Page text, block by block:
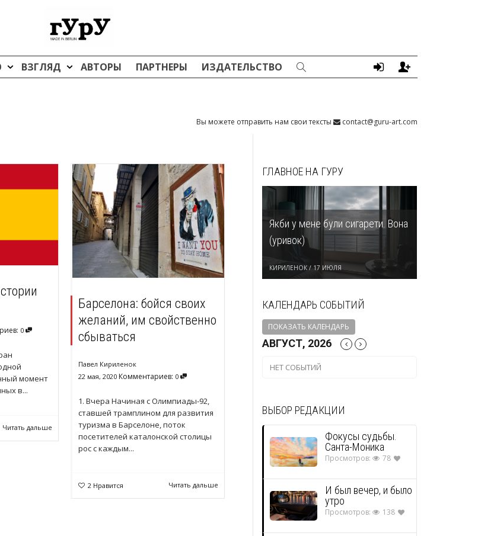
ВЗГЛЯД АВТОРЫ ПАРТНЕРЫ ИЗДАТЕЛЬСТВО
Вы можете отправить нам свои тексты contact@guru-art.com
0
момент
в...
Читать дальше
Барселона: бойся своих
желаний, им свойственно
сбываться
Павел Кириленок
22 мая, 2020 Комментариев: 0
1. Вчера Начиная с Олимпиады-92,
ставшей трамплином для развития
туризма в Барселоне, поток
посетителей каталонской столицы
рос с каждым...
2 Нравится Читать дальше
ГЛАВНОЕ НА ГУРУ
Якби у мене були сигарети. Вона
(уривок)
КИРИЛЕНОК /17 ИЮЛЯ
КАЛЕНДАРЬ СОБЫТИЙ
ПОКАЗАТЬ КАЛЕНДАРЬ
АВГУСТ, 2026
НЕТ СОБЫТИЙ
ВЫБОР РЕДАКЦИИ
Фокусы судьбы.
Санта-Моника
Просмотров: 78
И был вечер, и было
утро
Просмотров: 138